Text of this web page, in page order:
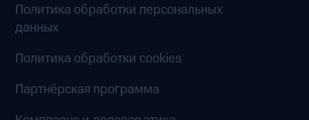
Политика обработки персональных
данных
Политика обработки cookies
Партнёрская программа